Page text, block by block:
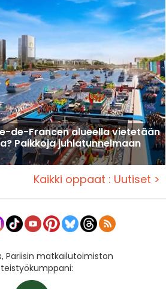
de-Francen alueella vietetään
Paikkoja juhlatunnelmaan
Kaikki oppaat : Uutiset >
Pariisin matkailutoimiston